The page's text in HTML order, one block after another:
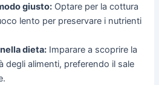
giusto: Optare per la cottura
lento per preservare i nutrienti
dieta: Imparare a scoprire la
degli alimenti, preferendo il sale